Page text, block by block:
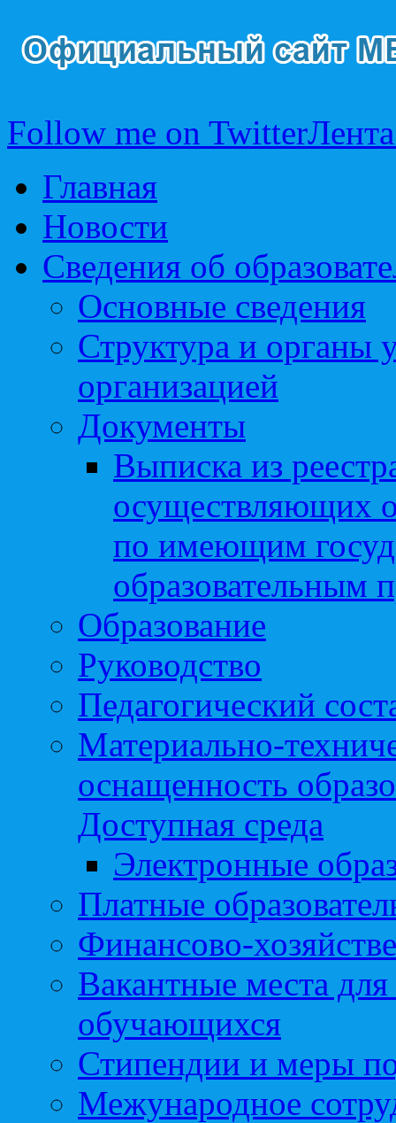
Follow me on Twitter
Главная
Новости
Сведения об
Основные сведения
Структура и органы
организацией
Документы
Выписка из
осуществляющих
по имеющим
образовательным
Образование
Руководство
Педагогический
Материально-
оснащенность
Доступная среда
Электронные
Платные
Финансово-
Вакантные места
обучающихся
Стипендии и меры
Межународное